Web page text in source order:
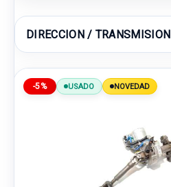
DIRECCION / TRANSMISION
-5% USADO NOVEDAD